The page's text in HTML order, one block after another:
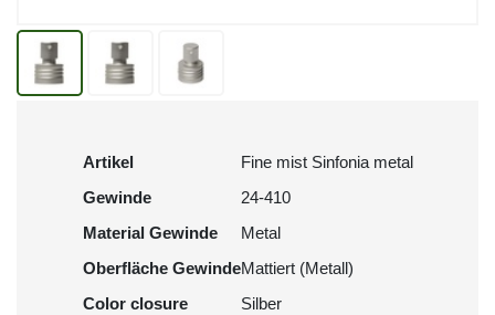
Artikel
Fine mist Sinfonia metal
Gewinde
24-410
Material Gewinde
Metal
Oberfläche GewindeMattiert (Metall)
Color closure
Silber